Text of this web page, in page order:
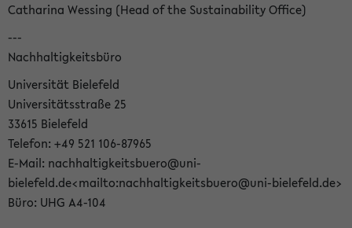
Catharina Wessing (Head of the Sustainability Office)
---
Nachhaltigkeitsbüro
Universität Bielefeld
Universitätsstraße 25
33615 Bielefeld
Telefon: +49 521 106-87965
E-Mail: nachhaltigkeitsbuero@uni-
bielefeld.de<mailto:nachhaltigkeitsbuero@uni-bielefeld.de>
Büro: UHG A4-104